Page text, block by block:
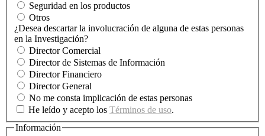
Seguridad en los productos
Otros
¿Desea descartar la involucración de alguna de estas personas
en la Investigación?
Director Comercial
Director de Sistemas de Información
Director Financiero
Director General
No me consta implicación de estas personas
He leído y acepto los Términos de uso.
Información